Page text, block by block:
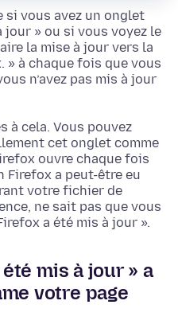
vous avez un onglet
jour » ou si vous voyez le
la mise à jour vers la
» à chaque fois que vous
n’avez pas mis à jour
à cela. Vous pouvez
cet onglet comme
ouvre chaque fois
Firefox a peut-être eu
votre fichier de
ne sait pas que vous
a été mis à jour ».
été mis à jour » a
votre page